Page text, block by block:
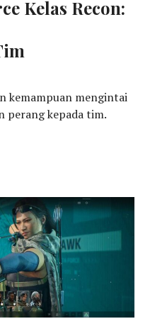
Kelas Recon:
kemampuan mengintai
perang kepada tim.